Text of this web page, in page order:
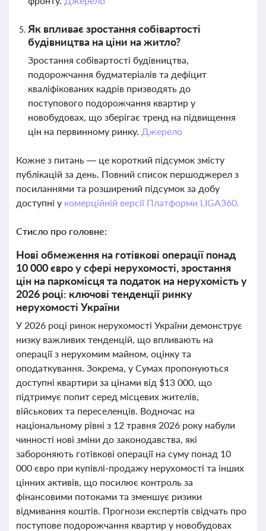
Як впливає зростання собівартості
будівництва на ціни на житло?
Зростання собівартості будівництва,
подорожчання будматеріалів та дефіцит
кваліфікованих кадрів призводять до
поступового подорожчання квартир у
новобудовах, що зберігає тренд на підвищення
цін на первинному ринку. Джерело
Кожне з питань — це короткий підсумок змісту
публікацій за день. Повний список першоджерел з
посиланнями та розширений підсумок за добу
доступні у комерційній версії Платформи LIGA360.
Стисло про головне:
Нові обмеження на готівкові операції понад
10 000 євро у сфері нерухомості, зростання
цін на паркомісця та податок на нерухомість у
2026 році: ключові тенденції ринку
нерухомості України
У 2026 році ринок нерухомості України демонструє
низку важливих тенденцій, що впливають на
операції з нерухомим майном, оцінку та
оподаткування. Зокрема, у Сумах пропонуються
доступні квартири за цінами від $13 000, що
підтримує попит серед місцевих жителів,
військових та переселенців. Водночас на
національному рівні з 12 травня 2026 року набули
чинності нові зміни до законодавства, які
забороняють готівкові операції на суму понад 10
000 євро при купівлі-продажу нерухомості та інших
цінних активів, що посилює контроль за
фінансовими потоками та зменшує ризики
відмивання коштів. Прогнози експертів свідчать про
поступове подорожчання квартир у новобудовах